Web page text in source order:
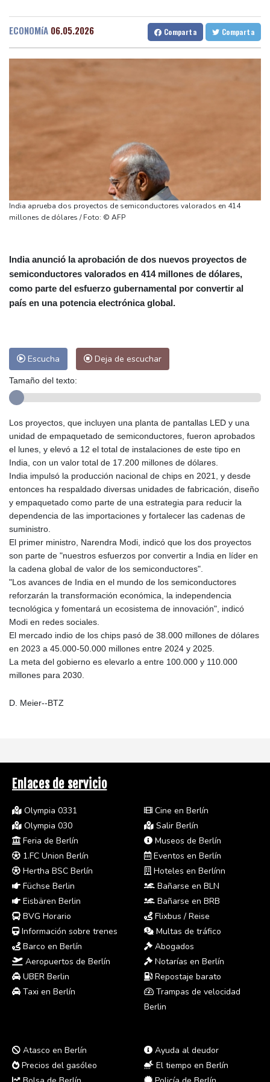
Tegucigalpa
Havana
34 °C Puerto Rico
29 °C
17 °C
São Paulo
Nava de la Asunción
35 °C
Punta Arena
33 °C
12 °C
San Salvador
33 °C Oaxaca
Jamaica
34 °C
Málaga
32 °C Murcia
32 °C
Las Palmas de Gran Canaria
28 °C
31 °C Buenos Aires
Panama City
32 °C
"Ray of Light"
Los rebeldes hutíes continúan su ofensiva en Yemen con
ataques en una región petrolera
La OMS propone probar en RDC una vacuna ya existente contra
Arabia Saudita, Pakistán y Turquía firman un pacto de defensa
en medio de la tensión con Irán
México y Perú restablecen sus relaciones diplomáticas tras una
disputa por asilo
EEUU pierde empleos, un golpe a las afirmaciones de Trump
sobre la economía
España amenaza a Italia con "medidas" si no pone fin a los
ECONOMíA 06.05.2026 Comparta Comparta
India aprueba dos proyectos de semiconductores valorados en 414
millones de dólares / Foto: © AFP
India anunció la aprobación de dos nuevos proyectos de
semiconductores valorados en 414 millones de dólares,
como parte del esfuerzo gubernamental por convertir al
país en una potencia electrónica global.
Escucha Deja de escuchar
Tamaño del texto:
Los proyectos, que incluyen una planta de pantallas LED y una
unidad de empaquetado de semiconductores, fueron aprobados
el lunes, y elevó a 12 el total de instalaciones de este tipo en
India, con un valor total de 17.200 millones de dólares.
India impulsó la producción nacional de chips en 2021, y desde
entonces ha respaldado diversas unidades de fabricación, diseño
y empaquetado como parte de una estrategia para reducir la
dependencia de las importaciones y fortalecer las cadenas de
suministro.
El primer ministro, Narendra Modi, indicó que los dos proyectos
son parte de "nuestros esfuerzos por convertir a India en líder en
la cadena global de valor de los semiconductores".
"Los avances de India en el mundo de los semiconductores
reforzarán la transformación económica, la independencia
tecnológica y fomentará un ecosistema de innovación", indicó
Modi en redes sociales.
El mercado indio de los chips pasó de 38.000 millones de dólares
en 2023 a 45.000-50.000 millones entre 2024 y 2025.
La meta del gobierno es elevarlo a entre 100.000 y 110.000
millones para 2030.
D. Meier--BTZ
Enlaces de servicio
Olympia 0331
Olympia 030
Feria de Berlín
1.FC Union Berlín
Hertha BSC Berlín
Füchse Berlin
Eisbären Berlin
BVG Horario
Información sobre trenes
Barco en Berlín
Aeropuertos de Berlín
UBER Berlin
Taxi en Berlín
Cine en Berlín
Salir Berlín
Museos de Berlín
Eventos en Berlín
Hoteles en Berlínn
Bañarse en BLN
Bañarse en BRB
Flixbus / Reise
Multas de tráfico
Abogados
Notarías en Berlín
Repostaje barato
Trampas de velocidad
Berlin
Atasco en Berlín
Precios del gasóleo
Ayuda al deudor
El tiempo en Berlín